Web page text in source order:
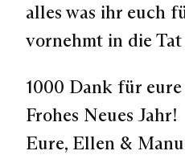
alles was ihr euch
vornehmt in die Tat
1000 Dank für
Frohes Neues Jahr!
Eure, Ellen &